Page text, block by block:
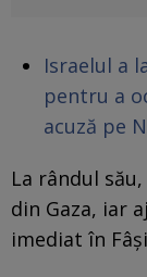
Israelul a
pentru a
acuză pe
La rândul
din Gaza, iar
imediat în